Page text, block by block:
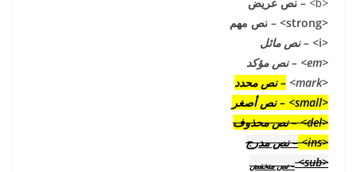
<strong> – نص مهم
<i>
– نص مائل
<em> – نص مؤكد
<mark>
– نص محدد
<small> – نص أصغر
<del> – نص محذوف
<ins>
– نص مدرج
<sub>
– نص منخفض